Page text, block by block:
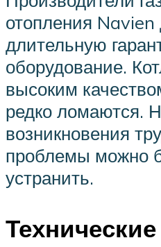
отопления
длительную
оборудование.
высоким
редко ломаются.
возникновения
проблемы можно
устранить.
Технические